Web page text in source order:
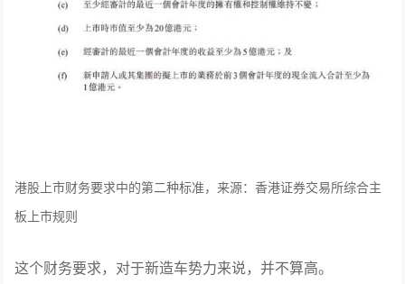
港股上市财务要求中的第二种标准，来源：香港证券交易所综合主
板上市规则
这个财务要求，对于新造车势力来说，并不算高。